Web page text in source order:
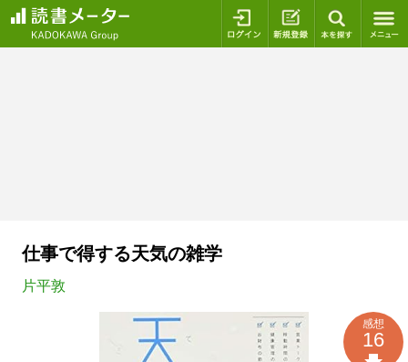
ログイン 新規登録
仕事で得する天気の雑学
片平敦
感想
16